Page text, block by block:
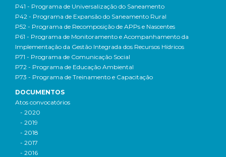
P41 - Programa de Universalização do Saneamento
P42 - Programa de Expansão do Saneamento Rural
P52 - Programa de Recomposição de APPs e Nascentes
P61 - Programa de Monitoramento e Acompanhamento da
Implementação da Gestão Integrada dos Recursos Hídricos
P71 - Programa de Comunicação Social
P72 - Programa de Educação Ambiental
P73 - Programa de Treinamento e Capacitação
DOCUMENTOS
Atos convocatórios
- 2020
- 2019
- 2018
- 2017
- 2016